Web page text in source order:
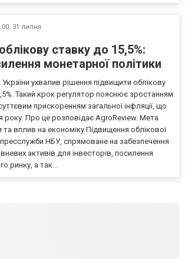
31 липня
ставку до 15,5%:
монетарної політики
ухвалив рішення підвищити облікову
Такий крок регулятор пояснює зростанням
прискоренням загальної інфляції, що
року. Про це розповідає AgroReview. Мета
та вплив на економіку Підвищення облікової
НБУ, спрямоване на забезпечення
активів для інвесторів, посилення
ринку, а так...